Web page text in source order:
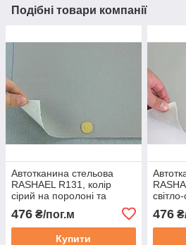
Подібні товари компанії
Автотканина стельова
RASHAEL R131, колір
сірий на поролоні та
167см, Туреччина
476 ₴/пог.м
Купити
та
168см,
476